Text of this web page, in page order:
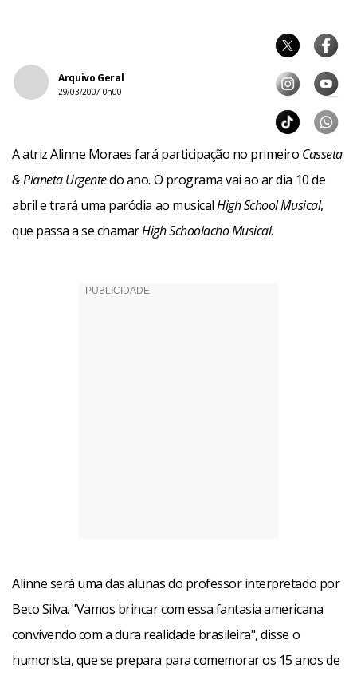
Arquivo Geral
29/03/2007 0h00
A atriz Alinne Moraes fará participação no primeiro Casseta
& Planeta Urgentedo ano. O programa vai ao ar dia 10 de
abril e trará uma paródia ao musicalHigh School Musical,
que passa a se chamarHigh Schoolacho Musical.
Alinne será uma das alunas do professor interpretado por
Beto Silva. "Vamos brincar com essa fantasia americana
convivendo com a dura realidade brasileira", disse o
humorista, que se prepara para comemorar os 15 anos de